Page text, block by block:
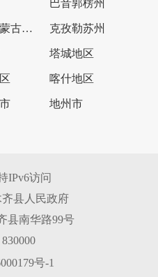
巴音郭楞州
博尔塔拉蒙古自治州 克孜勒苏州
塔城地区
喀什地区
地州市
IPv6访问
县人民政府
县南华路99号
号-1